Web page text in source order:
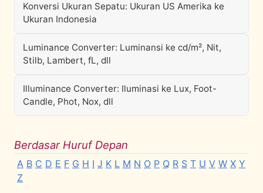
Konversi Ukuran Sepatu: Ukuran US Amerika ke
Ukuran Indonesia
Luminance Converter: Luminansi ke cd/m², Nit,
Stilb, Lambert, fL, dll
Illuminance Converter: Iluminasi ke Lux, Foot-
Candle, Phot, Nox, dll
Berdasar Huruf Depan
A B C D E F G H I J K L M N O P Q R S T U V W X Y
Z